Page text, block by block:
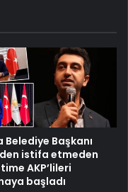
Belediye Başkanı
istifa etmeden
AKP’lileri
başladı